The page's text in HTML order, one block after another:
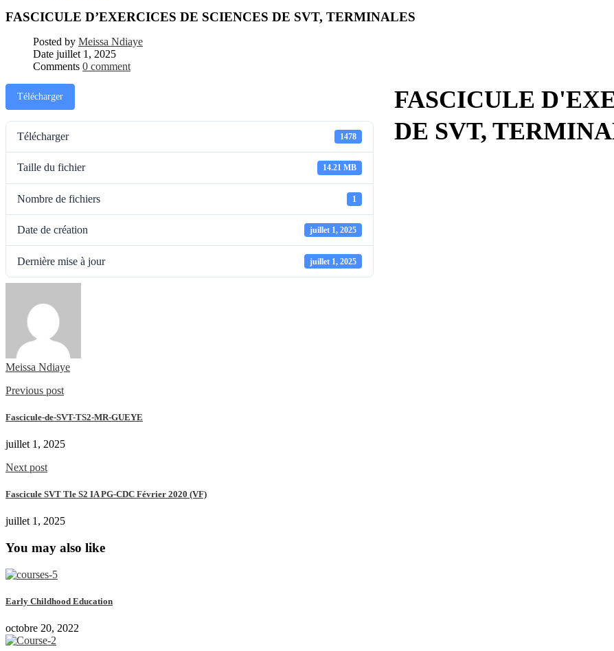
FASCICULE D’EXERCICES DE SCIENCES DE SVT, TERMINALES
Posted by Meissa Ndiaye
Date juillet 1, 2025
Comments 0 comment
Télécharger
Télécharger 1478
Taille du fichier 14.21 MB
Nombre de fichiers 1
Date de création juillet 1, 2025
Dernière mise à jour juillet 1, 2025
FASCICULE
DE SVT,
Meissa Ndiaye
Previous post
Fascicule-de-SVT-TS2-MR-GUEYE
juillet 1, 2025
Next post
Fascicule SVT Tle S2 IA PG-CDC Février 2020 (VF)
juillet 1, 2025
You may also like
Early Childhood Education
octobre 20, 2022